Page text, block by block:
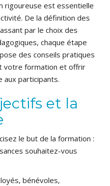
rigoureuse est essentielle
De la définition des
par le choix des
chaque étape
des conseils pratiques
votre formation et offrir
aux participants.
et la
le but de la formation :
souhaitez-vous
bénévoles,